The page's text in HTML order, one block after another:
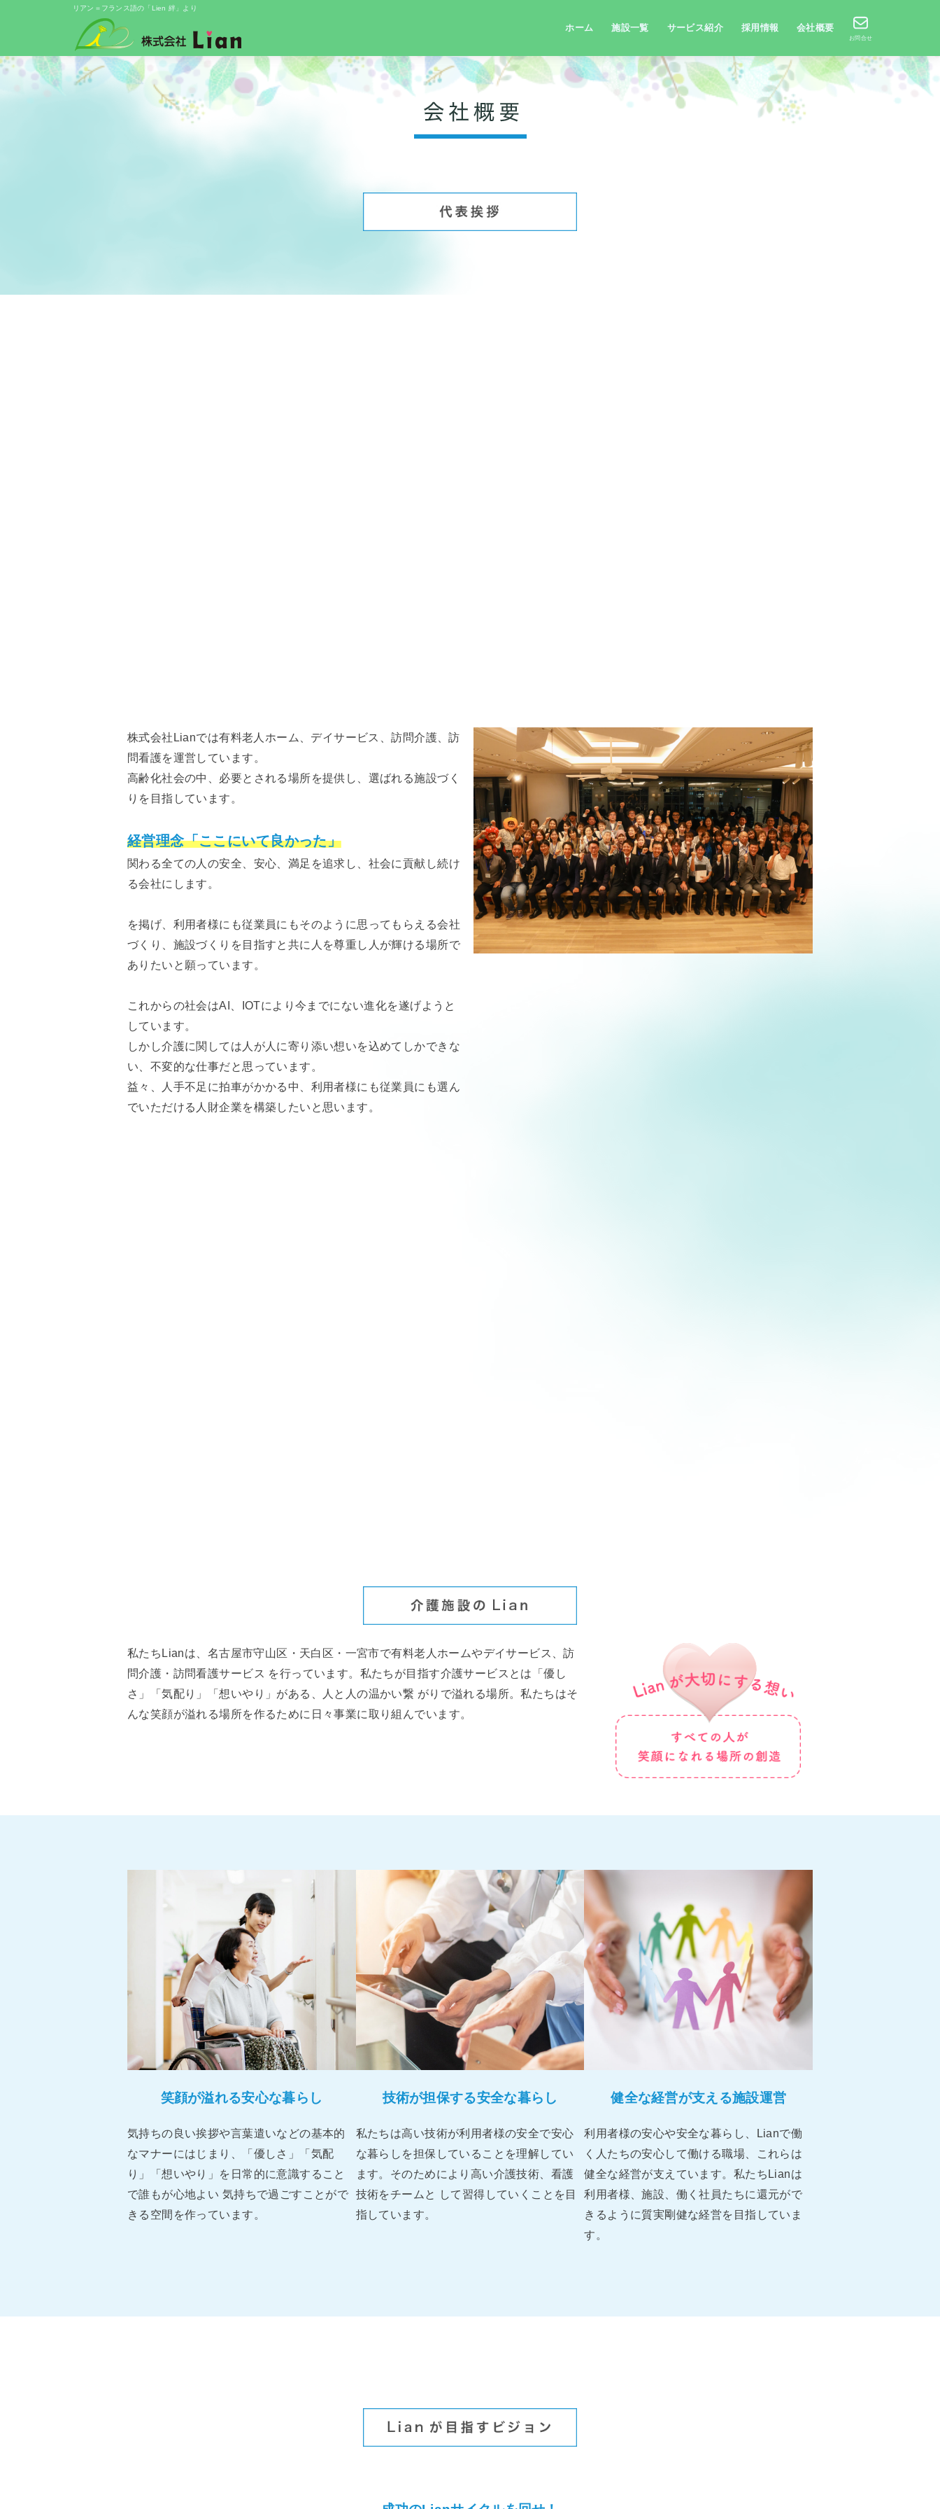
リアン＝フランス語の「Lien 絆」より
ホーム 施設一覧 サービス紹介 採用情報 会社概要
お問合せ
株式会社Lianでは有料老人ホーム、デイサービス、訪問介護、訪
問看護を運営しています。
高齢化社会の中、必要とされる場所を提供し、選ばれる施設づく
りを目指しています。
経営理念「ここにいて良かった」
関わる全ての人の安全、安心、満足を追求し、社会に貢献し続け
る会社にします。
を掲げ、利用者様にも従業員にもそのように思ってもらえる会社
づくり、施設づくりを目指すと共に人を尊重し人が輝ける場所で
ありたいと願っています。
これからの社会はAI、IOTにより今までにない進化を遂げようと
しています。
しかし介護に関しては人が人に寄り添い想いを込めてしかできな
い、不変的な仕事だと思っています。
益々、人手不足に拍車がかかる中、利用者様にも従業員にも選ん
でいただける人財企業を構築したいと思います。
私たちLianは、名古屋市守⼭区・天⽩区・⼀宮市で有料⽼⼈ホームやデイサービス、訪
問介護・訪問看護サービス を⾏っています。私たちが⽬指す介護サービスとは「優し
さ」「気配り」「想いやり」がある、⼈と⼈の温かい繋 がりで溢れる場所。私たちはそ
んな笑顔が溢れる場所を作るために⽇々事業に取り組んでいます。
笑顔が溢れる安⼼な暮らし
気持ちの良い挨拶や⾔葉遣いなどの基本的
なマナーにはじまり、「優しさ」「気配
り」「想いやり」を⽇常的に意識すること
で誰もが⼼地よい 気持ちで過ごすことがで
きる空間を作っています。
技術が担保する安全な暮らし
私たちは⾼い技術が利⽤者様の安全で安⼼
な暮らしを担保していることを理解してい
ます。そのためにより⾼い介護技術、看護
技術をチームと して習得していくことを⽬
指しています。
健全な経営が⽀える施設運営
利⽤者様の安⼼や安全な暮らし、Lianで働
く⼈たちの安⼼して働ける職場、これらは
健全な経営が⽀えています。私たちLianは
利⽤者様、施設、働く社員たちに還元がで
きるように質実剛健な経営を⽬指していま
す。